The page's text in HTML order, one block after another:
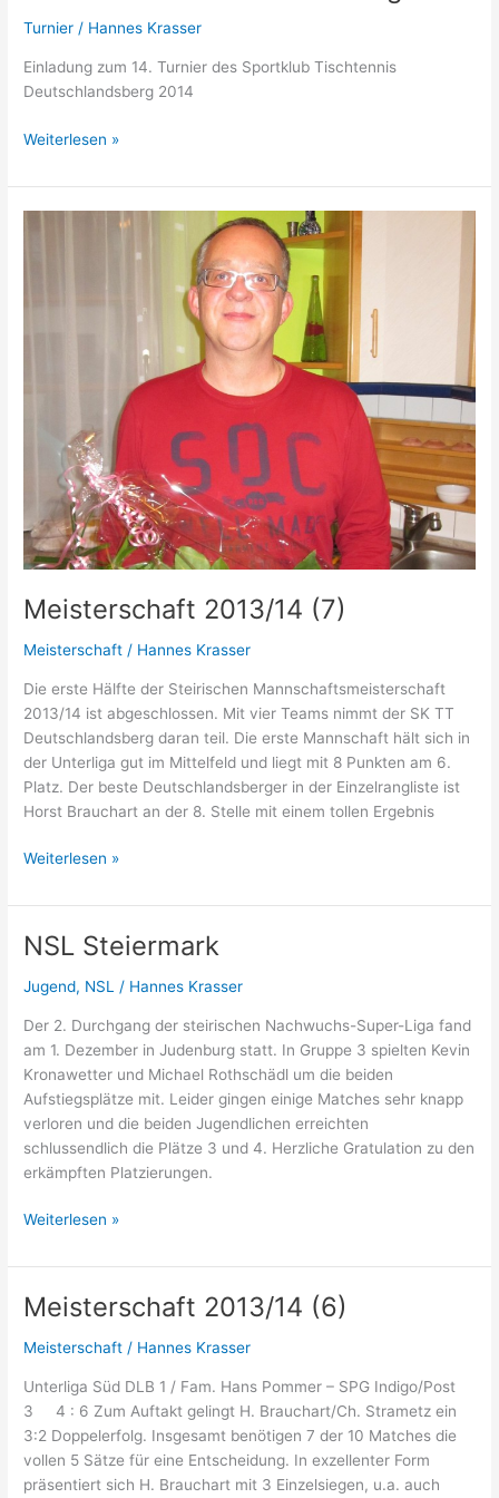
Turnier / Hannes Krasser
Einladung zum 14. Turnier des Sportklub Tischtennis
Deutschlandsberg 2014
14.
Tischtennisturnier
–
Weiterlesen »
Meisterschaft 2013/14 (7)
Meisterschaft / Hannes Krasser
Die erste Hälfte der Steirischen Mannschaftsmeisterschaft
2013/14 ist abgeschlossen. Mit vier Teams nimmt der SK TT
Deutschlandsberg daran teil. Die erste Mannschaft hält sich in
der Unterliga gut im Mittelfeld und liegt mit 8 Punkten am 6.
Platz. Der beste Deutschlandsberger in der Einzelrangliste ist
Horst Brauchart an der 8. Stelle mit einem tollen Ergebnis
Meisterschaft
(7)
Weiterlesen »
NSL Steiermark
Jugend, NSL / Hannes Krasser
Der 2. Durchgang der steirischen Nachwuchs-Super-Liga fand
am 1. Dezember in Judenburg statt. In Gruppe 3 spielten Kevin
Kronawetter und Michael Rothschädl um die beiden
Aufstiegsplätze mit. Leider gingen einige Matches sehr knapp
verloren und die beiden Jugendlichen erreichten
schlussendlich die Plätze 3 und 4. Herzliche Gratulation zu den
erkämpften Platzierungen.
NSL
Weiterlesen »
Meisterschaft 2013/14 (6)
Meisterschaft / Hannes Krasser
Unterliga Süd DLB 1 / Fam. Hans Pommer – SPG Indigo/Post
3 4 : 6 Zum Auftakt gelingt H. Brauchart/Ch. Strametz ein
3:2 Doppelerfolg. Insgesamt benötigen 7 der 10 Matches die
vollen 5 Sätze für eine Entscheidung. In exzellenter Form
präsentiert sich H. Brauchart mit 3 Einzelsiegen, u.a. auch